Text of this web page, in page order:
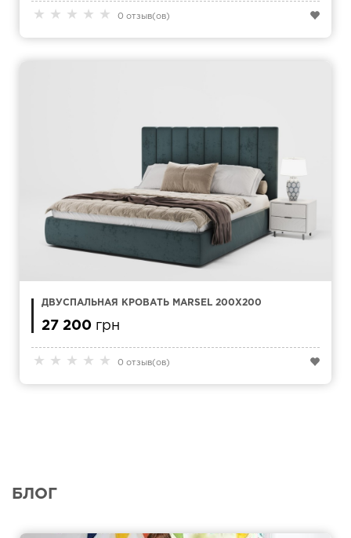
★ ★ ★ ★ ★ 0 отзыв(ов)
★ ★ ★ ★ ★ 0 отзыв(ов)
ДВУСПАЛЬНАЯ КРОВАТЬ MARSEL 200Х200
27 200 грн
БЛОГ